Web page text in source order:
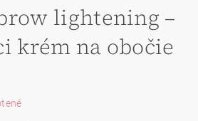
lightening –
krém na obočie